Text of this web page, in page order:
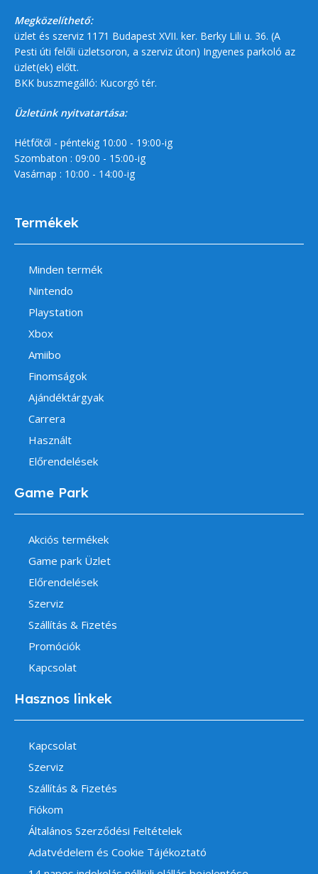
Megközelíthető:
üzlet és szerviz 1171 Budapest XVII. ker. Berky Lili u. 36. (A
Pesti úti felőli üzletsoron, a szerviz úton) Ingyenes parkoló az
üzlet(ek) előtt.
BKK buszmegálló: Kucorgó tér.
Üzletünk nyitvatartása:
Hétfőtől - péntekig 10:00 - 19:00-ig
Szombaton : 09:00 - 15:00-ig
Vasárnap : 10:00 - 14:00-ig
Termékek
Minden termék
Nintendo
Playstation
Xbox
Amiibo
Finomságok
Ajándéktárgyak
Carrera
Használt
Előrendelések
Game Park
Akciós termékek
Game park Üzlet
Előrendelések
Szerviz
Szállítás & Fizetés
Promóciók
Kapcsolat
Hasznos linkek
Kapcsolat
Szerviz
Szállítás & Fizetés
Fiókom
Általános Szerződési Feltételek
Adatvédelem és Cookie Tájékoztató